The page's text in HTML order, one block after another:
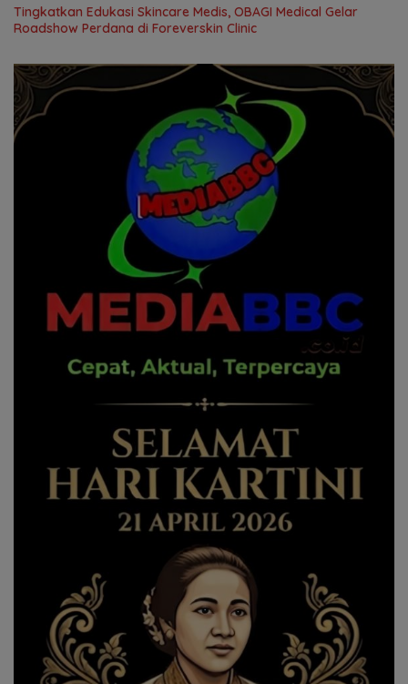
Tingkatkan Edukasi Skincare Medis, OBAGI Medical Gelar
Roadshow Perdana di Foreverskin Clinic